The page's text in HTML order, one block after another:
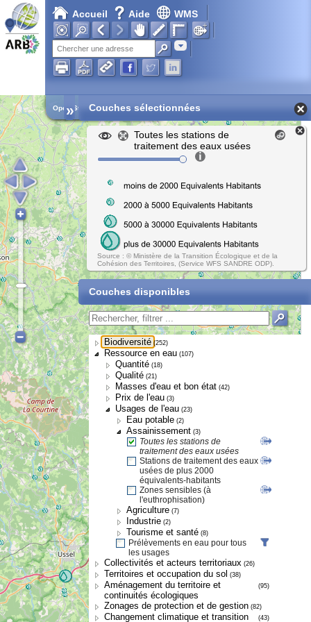
Accueil Aide WMS
Adresse
Open Street Map
» Couches sélectionnées
Toutes les stations de
traitement des eaux usées
Source : © Ministère de la Transition Écologique et de la
Cohésion des Territoires, (Service WFS SANDRE ODP).
Couches disponibles
Biodiversité (252)
Ressource en eau (107)
Quantité (18)
Qualité (21)
Masses d'eau et bon état (42)
Prix de l'eau (3)
Usages de l'eau (23)
Eau potable (2)
Assainissement (3)
Toutes les stations de
traitement des eaux usées
Stations de traitement des eaux
usées de plus 2000
équivalents-habitants
Zones sensibles (à
l'euthrophisation)
Agriculture (7)
Industrie (2)
Tourisme et santé (8)
Prélèvements en eau pour tous
les usages
Collectivités et acteurs territoriaux (26)
Territoires et occupation du sol (38)
Aménagement du territoire et
continuités écologiques
(95)
Zonages de protection et de gestion (82)
Changement climatique et transition (43)